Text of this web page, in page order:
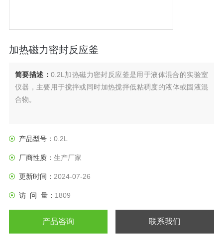
加热磁力密封反应釜
简要描述： 0.2L加热磁力密封反应釜是用于液体混合的实验室
仪器，主要用于搅拌或同时加热搅拌低粘稠度的液体或固液混
合物。
产品型号： 0.2L
厂商性质： 生产厂家
更新时间： 2024-07-26
访 问 量： 1809
产品咨询 联系我们